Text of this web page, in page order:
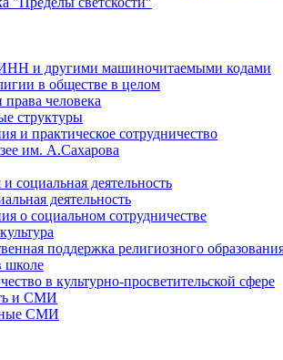
и другими машиночитаемыми кодами
в обществе в целом
права человека
структуры
и практическое сотрудничество
им. А.Сахарова
социальная деятельность
деятельность
о социальном сотрудничестве
поддержка религиозного
школе
в культурно-просветительской сфере
и СМИ
СМИ